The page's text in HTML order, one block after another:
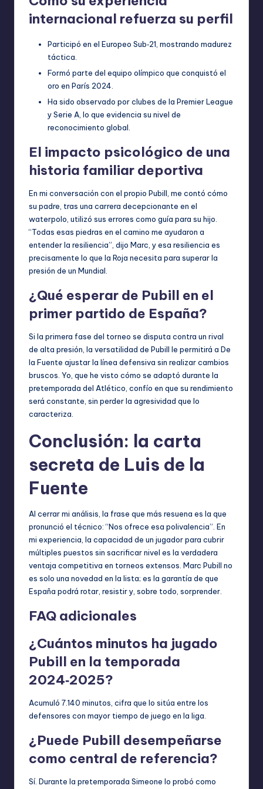
internacional refuerza su perfil
Participó en el Europeo Sub‑21, mostrando madurez
táctica.
Formó parte del equipo olímpico que conquistó el
oro en París 2024.
Ha sido observado por clubes de la Premier League
y Serie A, lo que evidencia su nivel de
reconocimiento global.
El impacto psicológico de una
historia familiar deportiva
En mi conversación con el propio Pubill, me contó cómo
su padre, tras una carrera decepcionante en el
waterpolo, utilizó sus errores como guía para su hijo.
“Todas esas piedras en el camino me ayudaron a
entender la resiliencia”, dijo Marc, y esa resiliencia es
precisamente lo que la Roja necesita para superar la
presión de un Mundial.
¿Qué esperar de Pubill en el
primer partido de España?
Si la primera fase del torneo se disputa contra un rival
de alta presión, la versatilidad de Pubill le permitirá a De
la Fuente ajustar la línea defensiva sin realizar cambios
bruscos. Yo, que he visto cómo se adaptó durante la
pretemporada del Atlético, confío en que su rendimiento
será constante, sin perder la agresividad que lo
caracteriza.
Conclusión: la carta
secreta de Luis de la
Fuente
Al cerrar mi análisis, la frase que más resuena es la que
pronunció el técnico: “Nos ofrece esa polivalencia”. En
mi experiencia, la capacidad de un jugador para cubrir
múltiples puestos sin sacrificar nivel es la verdadera
ventaja competitiva en torneos extensos. Marc Pubill no
es solo una novedad en la lista; es la garantía de que
España podrá rotar, resistir y, sobre todo, sorprender.
FAQ adicionales
¿Cuántos minutos ha jugado
Pubill en la temporada
2024‑2025?
Acumuló 7.140 minutos, cifra que lo sitúa entre los
defensores con mayor tiempo de juego en la liga.
¿Puede Pubill desempeñarse
como central de referencia?
Sí. Durante la pretemporada Simeone lo probó como